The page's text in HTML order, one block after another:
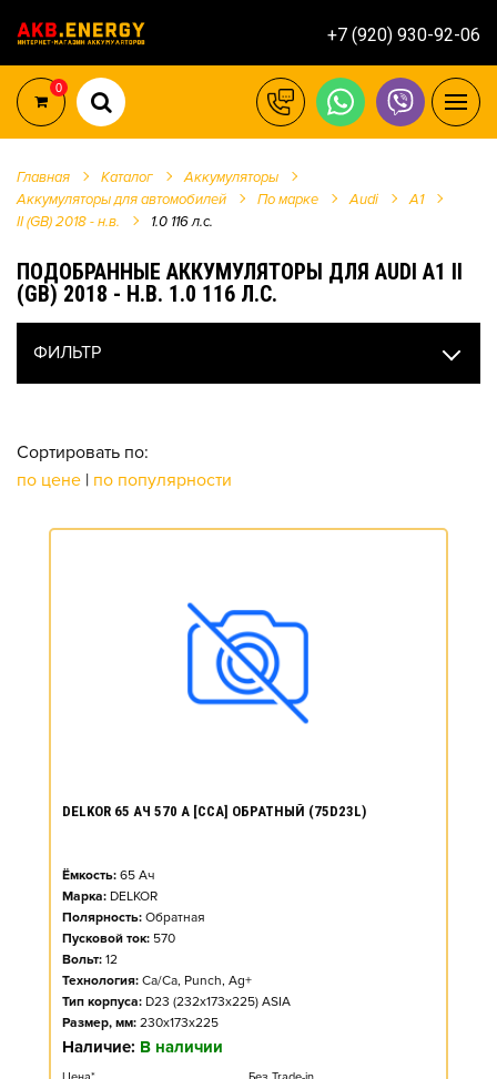
+7 (920) 930-92-06
0
Главная Каталог
Аккумуляторы
Аккумуляторы для автомобилей
По марке Audi
A1
II (GB) 2018 - н.в.
1.0 116 л.c.
ПОДОБРАННЫЕ АККУМУЛЯТОРЫ ДЛЯ AUDI A1 II
(GB) 2018 - Н.В. 1.0 116 Л.C.
ФИЛЬТР
Сортировать по:
по цене | по популярности
DELKOR 65 АЧ 570 А [CCA] ОБРАТНЫЙ (75D23L)
Ёмкость: 65 Ач
Марка: DELKOR
Полярность: Обратная
Пусковой ток: 570
Вольт: 12
Технология: Ca/Ca, Punch, Ag+
Тип корпуса: D23 (232x173x225) ASIA
Размер, мм: 230x173x225
Наличие: В наличии